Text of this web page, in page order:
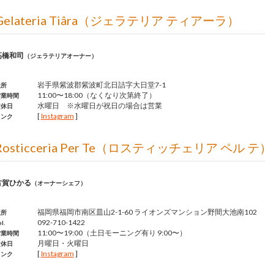
Tiâra（ジェラテリア ティアーラ）
和司 （ジェラテリアオーナー）
岩手県紫波郡紫波町北日詰字大日堂7-1
時間 11:00〜18:00（なくなり次第終了）
日 水曜日 ※水曜日が祝日の場合は営業
ク [Instagram ]
Per Te（ロスティッチェリア ペル テ）
賀ひかる （オーナーシェフ）
福岡県福岡市南区皿山2-1-60 ライオンズマンション野間大池南102
092-710-1422
時間 11:00〜19:00（土日モーニング有り 9:00〜）
日 月曜日・火曜日
ク [Instagram ]